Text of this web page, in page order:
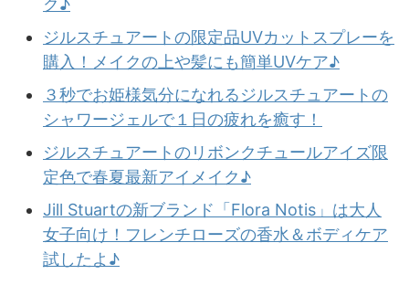
ク♪
ジルスチュアートの限定品UVカットスプレーを
購入！メイクの上や髪にも簡単UVケア♪
３秒でお姫様気分になれるジルスチュアートの
シャワージェルで１日の疲れを癒す！
ジルスチュアートのリボンクチュールアイズ限
定色で春夏最新アイメイク♪
Jill Stuartの新ブランド「Flora Notis」は大人
女子向け！フレンチローズの香水＆ボディケア
試したよ♪